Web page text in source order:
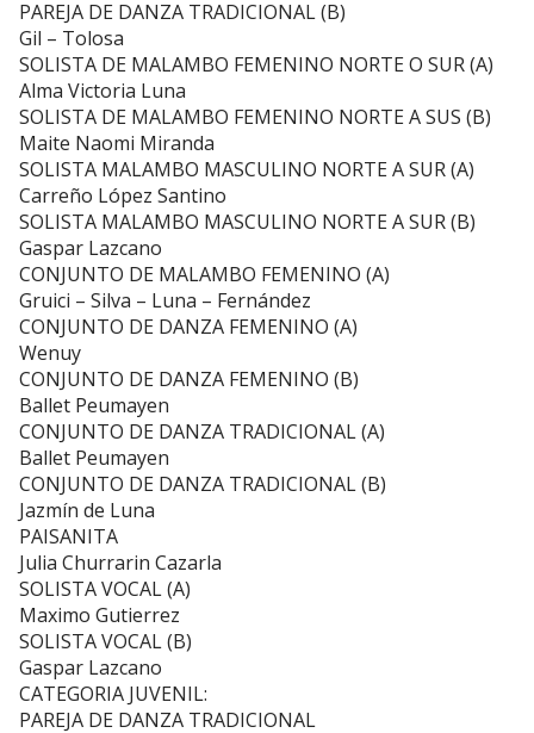
PAREJA DE DANZA TRADICIONAL (B)
Gil – Tolosa
SOLISTA DE MALAMBO FEMENINO NORTE O SUR (A)
Alma Victoria Luna
SOLISTA DE MALAMBO FEMENINO NORTE A SUS (B)
Maite Naomi Miranda
SOLISTA MALAMBO MASCULINO NORTE A SUR (A)
Carreño López Santino
SOLISTA MALAMBO MASCULINO NORTE A SUR (B)
Gaspar Lazcano
CONJUNTO DE MALAMBO FEMENINO (A)
Gruici – Silva – Luna – Fernández
CONJUNTO DE DANZA FEMENINO (A)
Wenuy
CONJUNTO DE DANZA FEMENINO (B)
Ballet Peumayen
CONJUNTO DE DANZA TRADICIONAL (A)
Ballet Peumayen
CONJUNTO DE DANZA TRADICIONAL (B)
Jazmín de Luna
PAISANITA
Julia Churrarin Cazarla
SOLISTA VOCAL (A)
Maximo Gutierrez
SOLISTA VOCAL (B)
Gaspar Lazcano
CATEGORIA JUVENIL:
PAREJA DE DANZA TRADICIONAL